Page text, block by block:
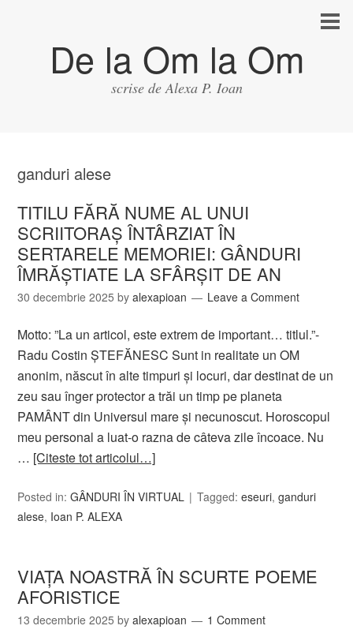
De la Om la Om
scrise de Alexa P. Ioan
ganduri alese
TITILU FĂRĂ NUME AL UNUI
SCRIITORAȘ ÎNTÂRZIAT ÎN
SERTARELE MEMORIEI: GÂNDURI
ÎMRĂȘTIATE LA SFÂRȘIT DE AN
30 decembrie 2025 byalexapioan Leave a Comment
Motto: ”La un articol, este extrem de important… titlul.”-
Radu Costin ȘTEFĂNESC Sunt in realitate un OM
anonim, născut în alte timpuri și locuri, dar destinat de un
zeu sau înger protector a trăi un timp pe planeta
PAMÂNT din Universul mare și necunoscut. Horoscopul
meu personal a luat-o razna de câteva zile încoace. Nu
… [Citeste tot articolul…]
Posted in:GÂNDURI ÎN VIRTUAL Tagged:eseuri,ganduri
alese, Ioan P. ALEXA
VIAȚA NOASTRĂ ÎN SCURTE POEME
AFORISTICE
13 decembrie 2025 byalexapioan 1 Comment